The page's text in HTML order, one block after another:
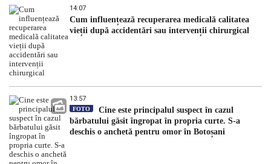
14:07
Cum influențează recuperarea medicală calitatea
vieții după accidentări sau intervenții chirurgical
13:57
FOTO
Cine este principalul suspect în cazul
bărbatului găsit îngropat în propria curte. S-a
deschis o anchetă pentru omor în Botoșani